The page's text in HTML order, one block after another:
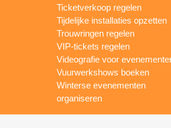
Ticketverkoop regelen
Tijdelijke installaties opzetten
Trouwringen regelen
VIP-tickets regelen
Videografie voor
Vuurwerkshows boeken
Winterse evenementen
organiseren